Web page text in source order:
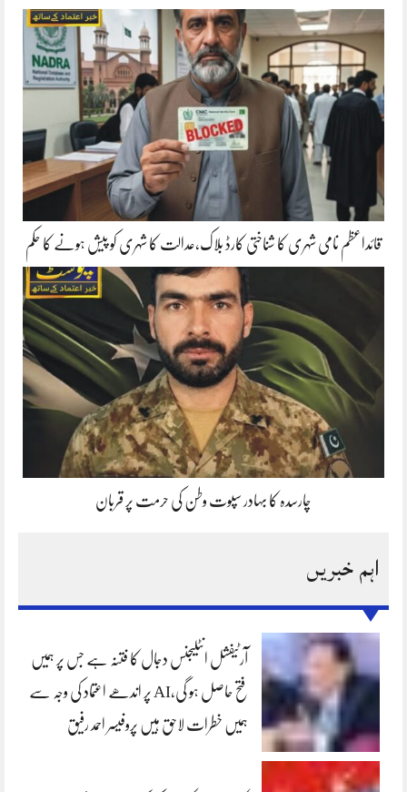
قائداعظم نامی شہری کا شناختی کارڈ بلاک،عدالت کا شہری کو پیش ہونے کا حکم
چارسدہ کا بہادر سپوت وطن کی حرمت پر قربان
اہم خبریں
آرٹیفشل انٹلیجنس دجال کا فتنہ ہے جس پر ہمیں
فتح حاصل ہو گی،AI پر اندھے اعتماد کی وجہ سے
ہمیں خطرات لاحق ہیں پروفیسر احمد رفیق